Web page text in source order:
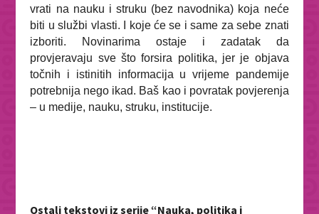
vrati na nauku i struku (bez navodnika) koja neće
biti u službi vlasti. I koje će se i same za sebe znati
izboriti. Novinarima ostaje i zadatak da
provjeravaju sve što forsira politika, jer je objava
točnih i istinitih informacija u vrijeme pandemije
potrebnija nego ikad. Baš kao i povratak povjerenja
– u medije, nauku, struku, institucije.
Ostali tekstovi iz serije “Nauka, politika i